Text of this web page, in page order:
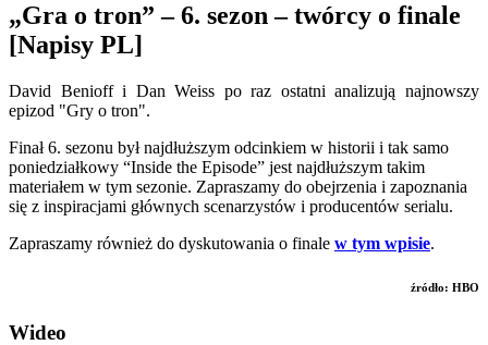
„Gra o tron” – 6. sezon – twórcy o finale
[Napisy PL]
David Benioff i Dan Weiss po raz ostatni analizują najnowszy
epizod "Gry o tron".
Finał 6. sezonu był najdłuższym odcinkiem w historii i tak samo
poniedziałkowy “Inside the Episode” jest najdłuższym takim
materiałem w tym sezonie. Zapraszamy do obejrzenia i zapoznania
się z inspiracjami głównych scenarzystów i producentów serialu.
Zapraszamy również do dyskutowania o finale w tym wpisie.
źródło: HBO
Wideo